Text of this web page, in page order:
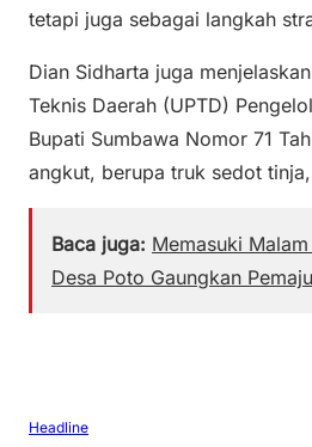
tetapi juga sebagai langkah
Dian Sidharta juga
Teknis Daerah (UPTD)
Bupati Sumbawa Nomor 71
angkut, berupa truk sedot
Baca juga: Memasuki
Desa Poto Gaungkan
Headline